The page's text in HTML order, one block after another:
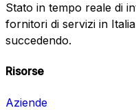
Stato in tempo reale di
fornitori di servizi in
succedendo.
Risorse
Aziende